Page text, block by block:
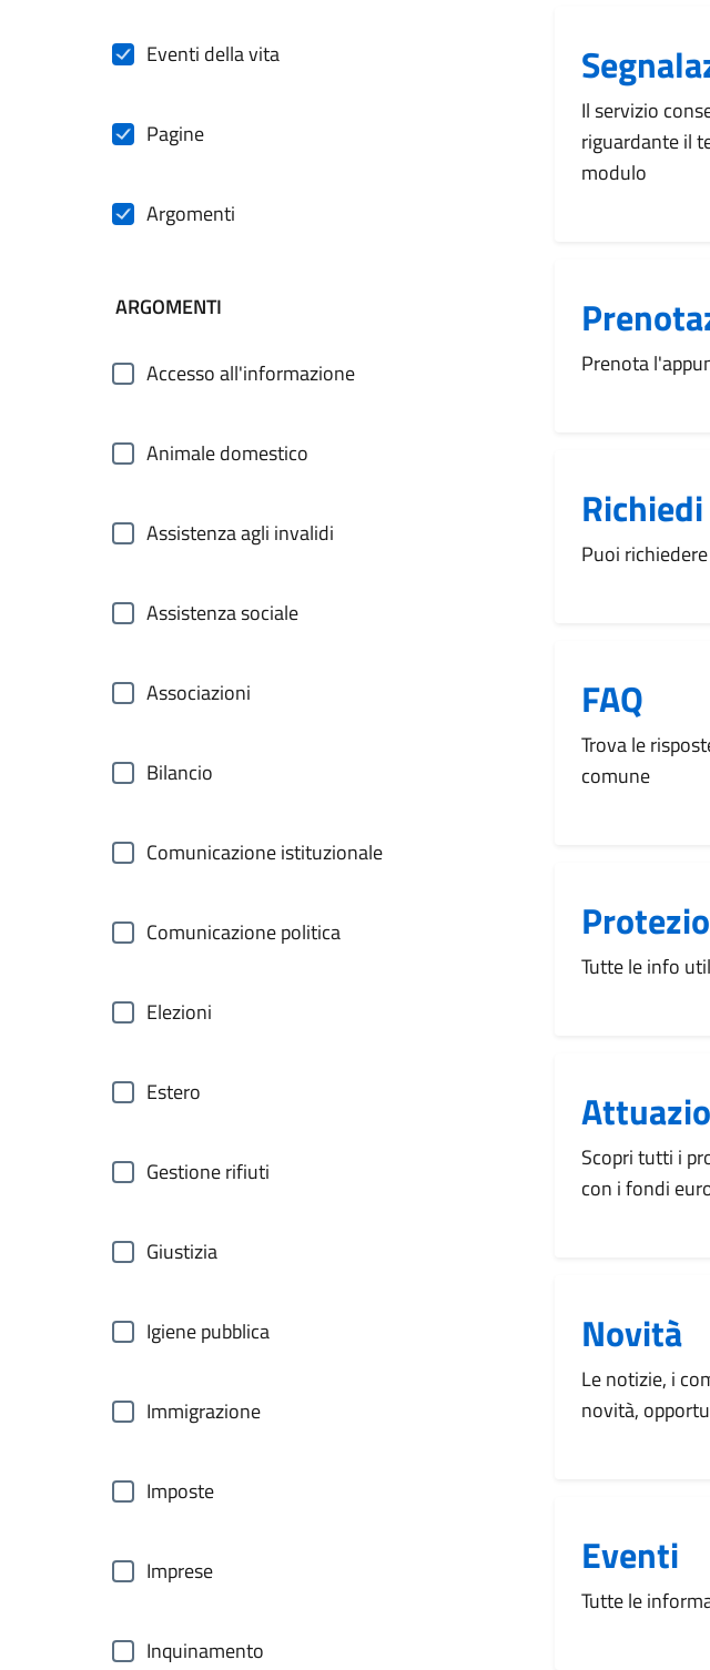
Eventi della vita
Pagine
Argomenti
ARGOMENTI
Accesso all'informazione
Animale domestico
Assistenza agli invalidi
Assistenza sociale
Associazioni
Bilancio
Comunicazione istituzionale
Comunicazione politica
Elezioni
Estero
Gestione rifiuti
Giustizia
Igiene pubblica
Immigrazione
Imposte
Imprese
Inquinamento
Il servizio
riguardante il
modulo
Prenota
Puoi
FAQ
Trova le
comune
Tutte le info
Scopri tutti i
con i fondi
Novità
Le notizie, i
novità,
Eventi
Tutte le